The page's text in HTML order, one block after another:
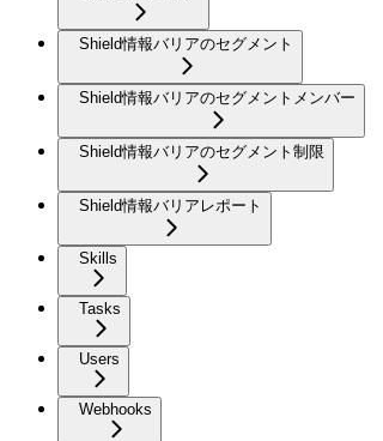
Shield情報バリアのセグメント
Shield情報バリアのセグメントメンバー
Shield情報バリアのセグメント制限
Shield情報バリアレポート
Skills
Tasks
Users
Webhooks